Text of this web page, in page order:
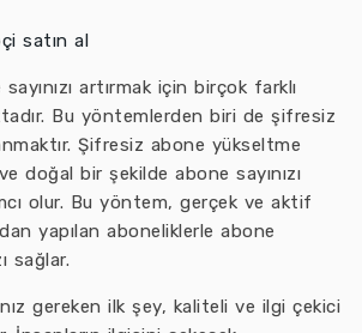
artırmak için birçok farklı
Bu yöntemlerden biri de şifresiz
Şifresiz abone yükseltme
doğal bir şekilde abone sayınızı
olur. Bu yöntem, gerçek ve aktif
yapılan aboneliklerle abone
sağlar.
gereken ilk şey, kaliteli ve ilgi çekici